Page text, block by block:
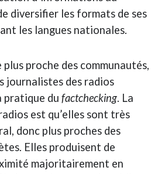
diversifier les formats de ses
les langues nationales.
proche des communautés,
journalistes des radios
pratique du factchecking. La
est qu’elles sont très
donc plus proches des
Elles produisent de
majoritairement en